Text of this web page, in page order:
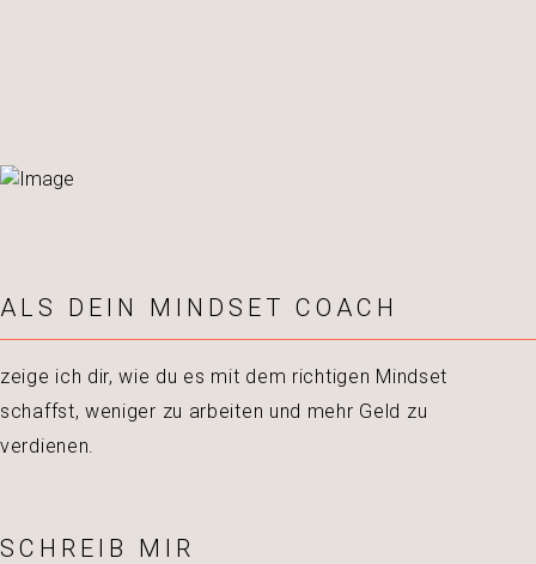
ALS DEIN MINDSET COACH
zeige ich dir, wie du es mit dem richtigen Mindset
schaffst, weniger zu arbeiten und mehr Geld zu
verdienen.
SCHREIB MIR